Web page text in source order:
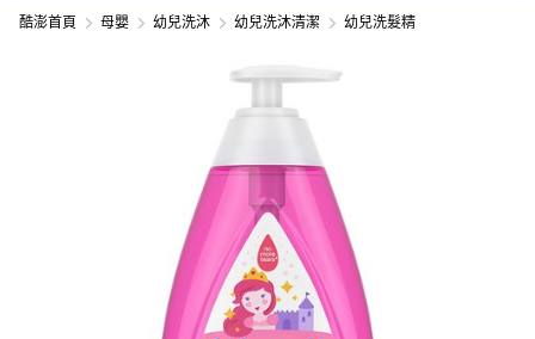
酷澎首頁 母嬰 幼兒洗沐 幼兒洗沐清潔 幼兒洗髮精